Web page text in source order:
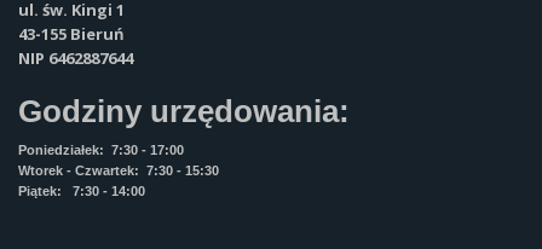
ul. św. Kingi 1
43-155 Bieruń
NIP 6462887644
Godziny urzędowania:
Poniedziałek: 7:30 - 17:00
Wtorek - Czwartek: 7:30 - 15:30
Piątek: 7:30 - 14:00